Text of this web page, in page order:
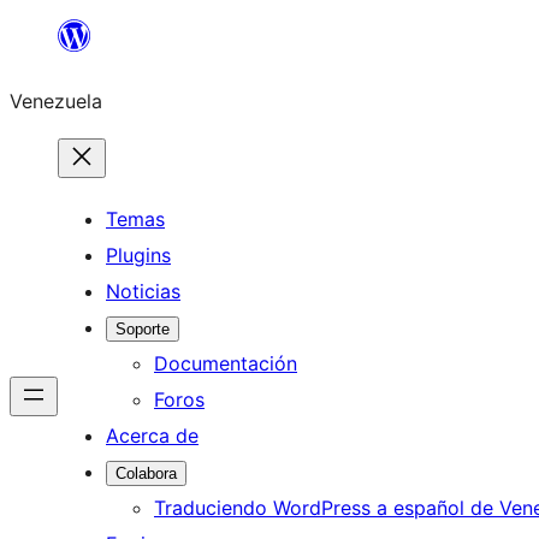
Saltar
contenido
Venezuela
Temas
Plugins
Noticias
Soporte
Documentación
Foros
Acerca de
Colabora
Traduciendo WordPress a español de